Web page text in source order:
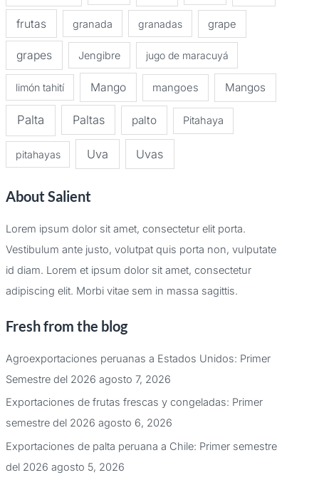
frutas granada granadas grape
grapes Jengibre jugo de maracuyá
limón tahití Mango mangoes Mangos
Palta Paltas palto Pitahaya
pitahayas Uva Uvas
About Salient
Lorem ipsum dolor sit amet, consectetur elit porta.
Vestibulum ante justo, volutpat quis porta non, vulputate
id diam. Lorem et ipsum dolor sit amet, consectetur
adipiscing elit. Morbi vitae sem in massa sagittis.
Fresh from the blog
Agroexportaciones peruanas a Estados Unidos: Primer
Semestre del 2026 agosto 7, 2026
Exportaciones de frutas frescas y congeladas: Primer
semestre del 2026 agosto 6, 2026
Exportaciones de palta peruana a Chile: Primer semestre
del 2026 agosto 5, 2026